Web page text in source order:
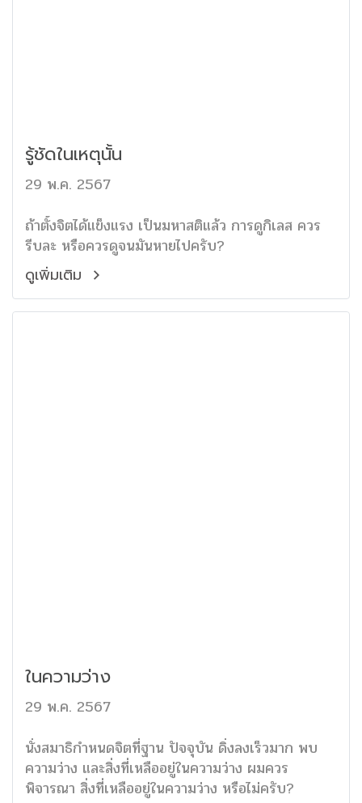
รู้ชัดในเหตุนั้น
29 พ.ค. 2567
ถ้าตั้งจิตได้แข็งแรง เป็นมหาสติแล้ว การดูกิเลส ควร
รีบละ หรือควรดูจนมันหายไปครับ?
ดูเพิ่มเติม
ในความว่าง
29 พ.ค. 2567
นั่งสมาธิกำหนดจิตที่ฐาน ปัจจุบัน ดิ่งลงเร็วมาก พบ
ความว่าง และสิ่งที่เหลืออยู่ในความว่าง ผมควร
พิจารณา สิ่งที่เหลืออยู่ในความว่าง หรือไม่ครับ?